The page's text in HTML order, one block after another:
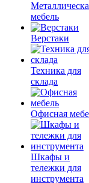
мебель
Верстаки
Техника для
склада
Офисная
Шкафы и
тележки для
инструмента